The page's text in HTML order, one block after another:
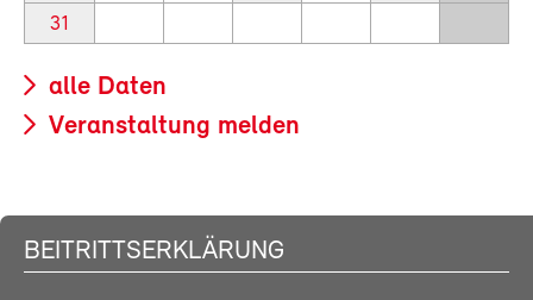
31
alle Daten
Veranstaltung melden
BEITRITTSERKLÄRUNG